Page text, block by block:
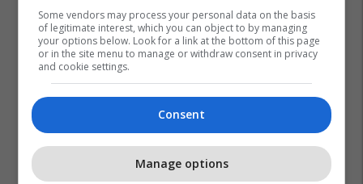
Some vendors may process your personal data on the basis
of legitimate interest, which you can object to by managing
your options below. Look for a link at the bottom of this page
or in the site menu to manage or withdraw consent in privacy
and cookie settings.
Consent
Manage options